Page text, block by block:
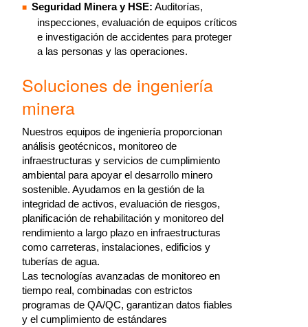
Seguridad Minera y HSE: Auditorías,
inspecciones, evaluación de equipos críticos
e investigación de accidentes para proteger
a las personas y las operaciones.
Soluciones de ingeniería
minera
Nuestros equipos de ingeniería proporcionan
análisis geotécnicos, monitoreo de
infraestructuras y servicios de cumplimiento
ambiental para apoyar el desarrollo minero
sostenible. Ayudamos en la gestión de la
integridad de activos, evaluación de riesgos,
planificación de rehabilitación y monitoreo del
rendimiento a largo plazo en infraestructuras
como carreteras, instalaciones, edificios y
tuberías de agua.
Las tecnologías avanzadas de monitoreo en
tiempo real, combinadas con estrictos
programas de QA/QC, garantizan datos fiables
y el cumplimiento de estándares